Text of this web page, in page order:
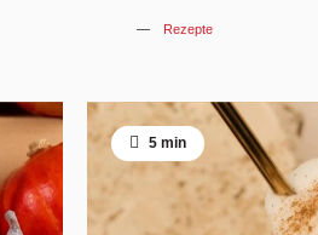
Rezepte
5 min